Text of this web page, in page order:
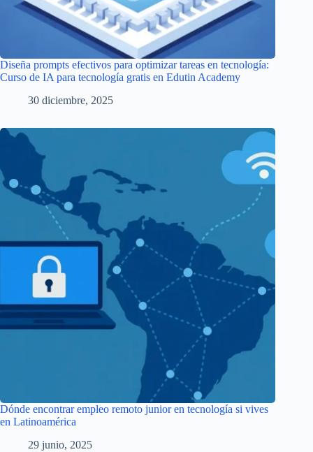
Diseña prompts efectivos para optimizar tareas en tecnología:
Curso de IA para tecnología gratis en Edutin Academy
30 diciembre, 2025
Dónde encontrar empleo remoto junior en tecnología si vives
en Latinoamérica
29 junio, 2025